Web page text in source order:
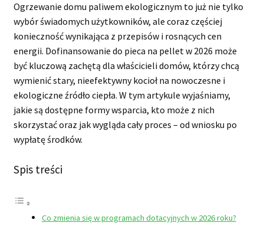
Ogrzewanie domu paliwem ekologicznym to już nie tylko
wybór świadomych użytkowników, ale coraz częściej
konieczność wynikająca z przepisów i rosnących cen
energii. Dofinansowanie do pieca na pellet w 2026 może
być kluczową zachętą dla właścicieli domów, którzy chcą
wymienić stary, nieefektywny kocioł na nowoczesne i
ekologiczne źródło ciepła. W tym artykule wyjaśniamy,
jakie są dostępne formy wsparcia, kto może z nich
skorzystać oraz jak wygląda cały proces – od wniosku po
wypłatę środków.
Spis treści
Co zmienia się w programach dotacyjnych w 2026 roku?